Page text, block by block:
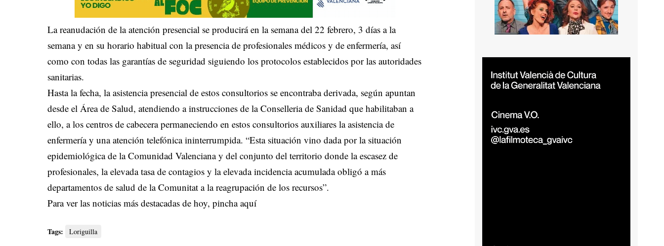
La reanudación de la atención presencial se producirá en la semana del 22 febrero, 3 días a la
semana y en su horario habitual con la presencia de profesionales médicos y de enfermería, así
como con todas las garantías de seguridad siguiendo los protocolos establecidos por las autoridades
sanitarias.
Hasta la fecha, la asistencia presencial de estos consultorios se encontraba derivada, según apuntan
desde el Área de Salud, atendiendo a instrucciones de la Conselleria de Sanidad que habilitaban a
ello, a los centros de cabecera permaneciendo en estos consultorios auxiliares la asistencia de
enfermería y una atención telefónica ininterrumpida. “Esta situación vino dada por la situación
epidemiológica de la Comunidad Valenciana y del conjunto del territorio donde la escasez de
profesionales, la elevada tasa de contagios y la elevada incidencia acumulada obligó a más
departamentos de salud de la Comunitat a la reagrupación de los recursos”.
Para ver las noticias más destacadas de hoy,pincha aquí
Tags: Loriguilla